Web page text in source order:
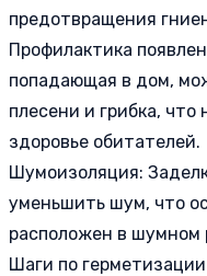
предотвращения
Профилактика
попадающая в дом,
плесени и грибка, что
здоровье обитателей.
Шумоизоляция:
уменьшить шум, что
расположен в шумном
Шаги по